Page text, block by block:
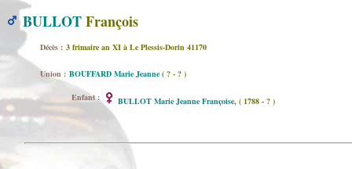
BULLOTFrançois
Décès : 3 frimaire an XI à Le Plessis-Dorin 41170
Union : BOUFFARD Marie Jeanne ( ? - ? )
Enfant : BULLOT Marie Jeanne Françoise, ( 1788 - ? )